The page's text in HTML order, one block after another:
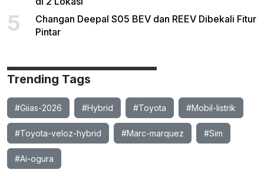
5
Changan Deepal S05 BEV dan REEV Dibekali Fitur
Pintar
Trending Tags
#Giias-2026 #Hybrid #Toyota #Mobil-listrik
#Toyota-veloz-hybrid #Marc-marquez #Sim
#Ai-ogura